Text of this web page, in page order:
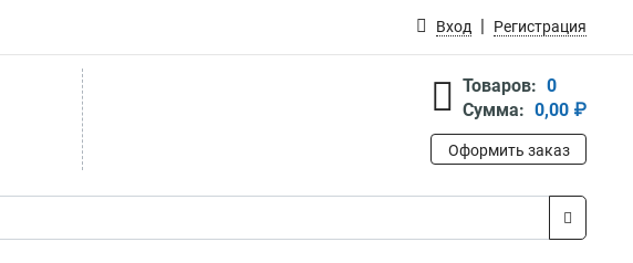
Вход Регистрация
Товаров: 0
Сумма: 0,00 ₽
Оформить заказ